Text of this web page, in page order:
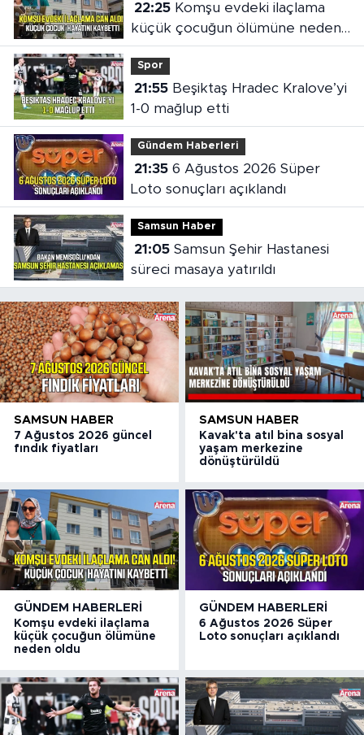
22:25Komşu evdeki ilaçlama
küçük çocuğun ölümüne neden
oldu
Spor
21:55Beşiktaş Hradec Kralove’yi
1-0 mağlup etti
Gündem Haberleri
21:356 Ağustos 2026 Süper
Loto sonuçları açıklandı
Samsun Haber
21:05Samsun Şehir Hastanesi
süreci masaya yatırıldı
SAMSUN HABER
7 Ağustos 2026 güncel
fındık fiyatları
SAMSUN HABER
Kavak'ta atıl bina sosyal
yaşam merkezine
dönüştürüldü
GÜNDEM HABERLERI
Komşu evdeki ilaçlama
küçük çocuğun ölümüne
neden oldu
GÜNDEM HABERLERI
6 Ağustos 2026 Süper
Loto sonuçları açıklandı